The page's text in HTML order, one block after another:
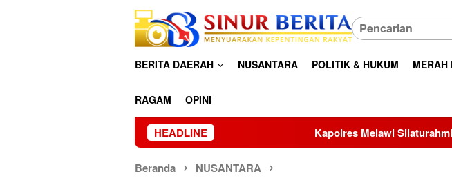
BERITA DAERAH NUSANTARA POLITIK & HUKUM MERAH
RAGAM OPINI
HEADLINEKapolres Melawi Silaturahmi ke Tokoh Dayak, AKBP
Beranda NUSANTARA